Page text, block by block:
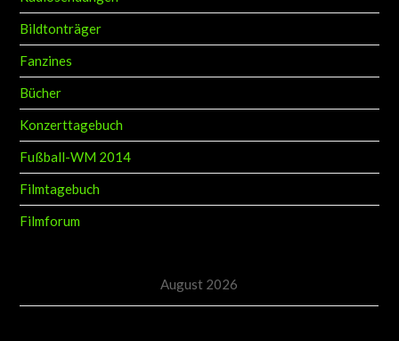
Bildtonträger
Fanzines
Bücher
Konzerttagebuch
Fußball-WM 2014
Filmtagebuch
Filmforum
August 2026